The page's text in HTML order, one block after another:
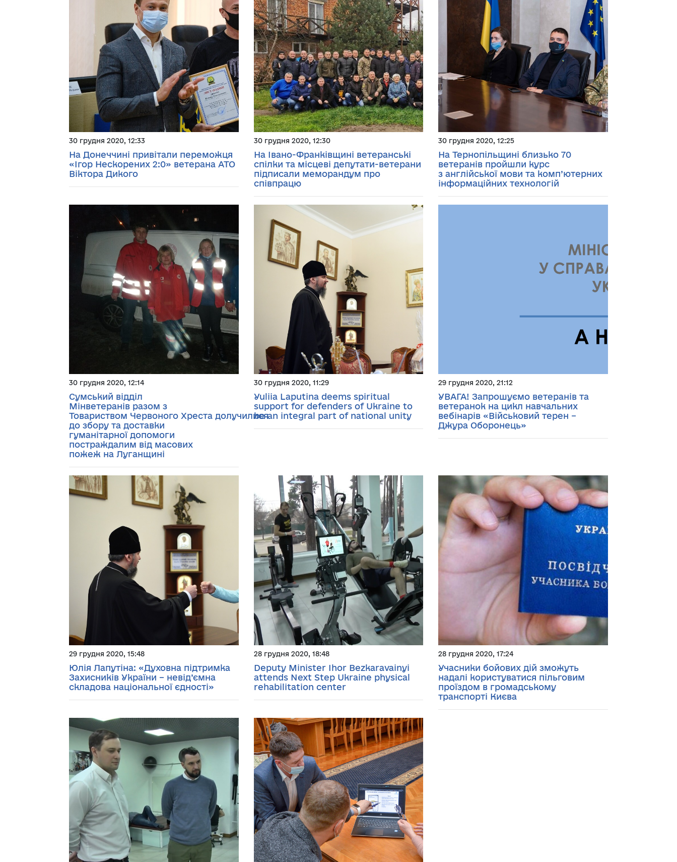
30 грудня 2020, 12:33
На Донеччині привітали переможця
«Ігор Нескорених 2:0» ветерана АТО
Віктора Дикого
30 грудня 2020, 12:30
На Івано-Франківщині ветеранські
спілки та місцеві депутати-ветерани
підписали меморандум про
співпрацю
30 грудня 2020, 12:25
На Тернопільщині близько 70
ветеранів пройшли курс
з англійської мови та комп’ютерних
інформаційних технологій
30 грудня 2020, 12:14
Сумський відділ
Мінветеранів разом з
Товариством Червоного Хреста долучилися
до збору та доставки
гуманітарної допомоги
постраждалим від масових
пожеж на Луганщині
30 грудня 2020, 11:29
Yuliia Laputina deems spiritual
support for defenders of Ukraine to
be an integral part of national unity
29 грудня 2020, 21:12
УВАГА! Запрошуємо ветеранів та
ветеранок на цикл навчальних
вебінарів «Військовий терен –
Джура Оборонець»
29 грудня 2020, 15:48
Юлія Лапутіна: «Духовна підтримка
Захисників України – невід’ємна
складова національної єдності»
28 грудня 2020, 18:48
Deputy Minister Ihor Bezkaravainyi
attends Next Step Ukraine physical
rehabilitation center
28 грудня 2020, 17:24
Учасники бойових дій зможуть
надалі користуватися пільговим
проїздом в громадському
транспорті Києва